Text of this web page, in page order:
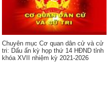
Chuyên mục Cơ quan dân cử và cử
tri: Dấu ấn kỳ họp thứ 14 HĐND tỉnh
khóa XVII nhiệm kỳ 2021-2026